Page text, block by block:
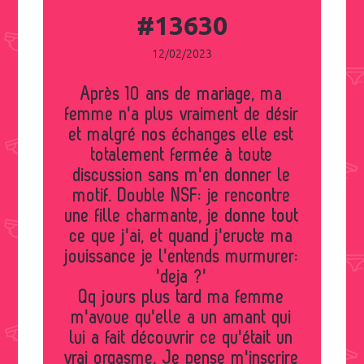
#13630
12/02/2023
Après 10 ans de mariage, ma
femme n'a plus vraiment de désir
et malgré nos échanges elle est
totalement fermée à toute
discussion sans m'en donner le
motif. Double NSF: je rencontre
une fille charmante, je donne tout
ce que j'ai, et quand j'eructe ma
jouissance je l'entends murmurer:
'deja ?'
Qq jours plus tard ma femme
m'avoue qu'elle a un amant qui
lui a fait découvrir ce qu'était un
vrai orgasme. Je pense m'inscrire